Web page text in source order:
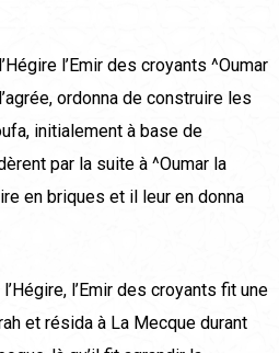
l’Emir des croyants ^Oumar
ordonna de construire les
initialement à base de
par la suite à ^Oumar la
en briques et il leur en donna
l’Emir des croyants fit une
et résida à La Mecque durant